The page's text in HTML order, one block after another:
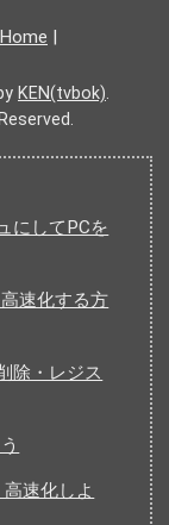
Home |
KEN(tvbok)
にしてPCを
速化する方
除・レジス
速化しよ